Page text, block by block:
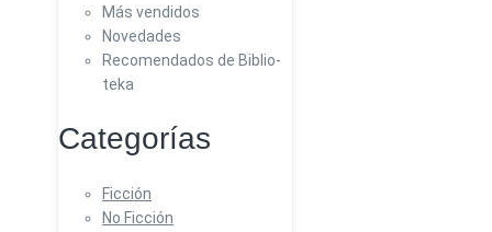
Más vendidos
Novedades
Recomendados de Biblio-
teka
Categorías
Ficción
No Ficción